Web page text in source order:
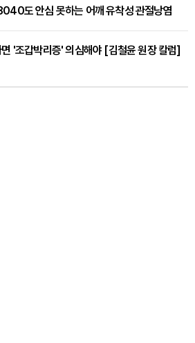
도 안심 못하는 어깨 유착성 관절낭염
'조갑박리증' 의심해야 [김철윤 원장 칼럼]